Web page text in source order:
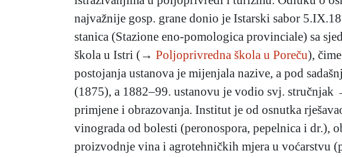
najvažnije gosp. grane donio je Istarski sabor
stanica (Stazione eno-pomologica provinciale) sa
škola u Istri (→ Poljoprivredna škola u Poreču),
postojanja ustanova je mijenjala nazive, a pod
(1875), a 1882–99. ustanovu je vodio svj. stručnjak
primjene i obrazovanja. Institut je od osnutka
vinograda od bolesti (peronospora, pepelnica i dr.),
proizvodnje vina i agrotehničkih mjera u voćarstvu